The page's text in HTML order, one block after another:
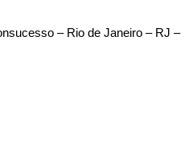
– Rio de Janeiro – RJ –